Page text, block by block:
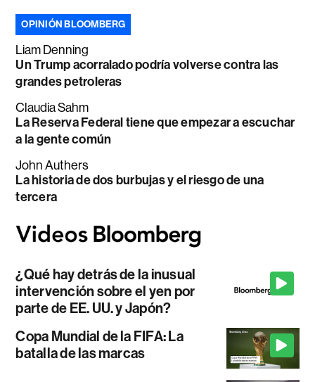
OPINIÓN BLOOMBERG
Liam Denning
Un Trump acorralado podría volverse contra las
grandes petroleras
Claudia Sahm
La Reserva Federal tiene que empezar a escuchar
a la gente común
John Authers
La historia de dos burbujas y el riesgo de una
tercera
¿Qué hay detrás de la inusual
intervención sobre el yen por
parte de EE. UU. y Japón?
Copa Mundial de la FIFA: La
batalla de las marcas